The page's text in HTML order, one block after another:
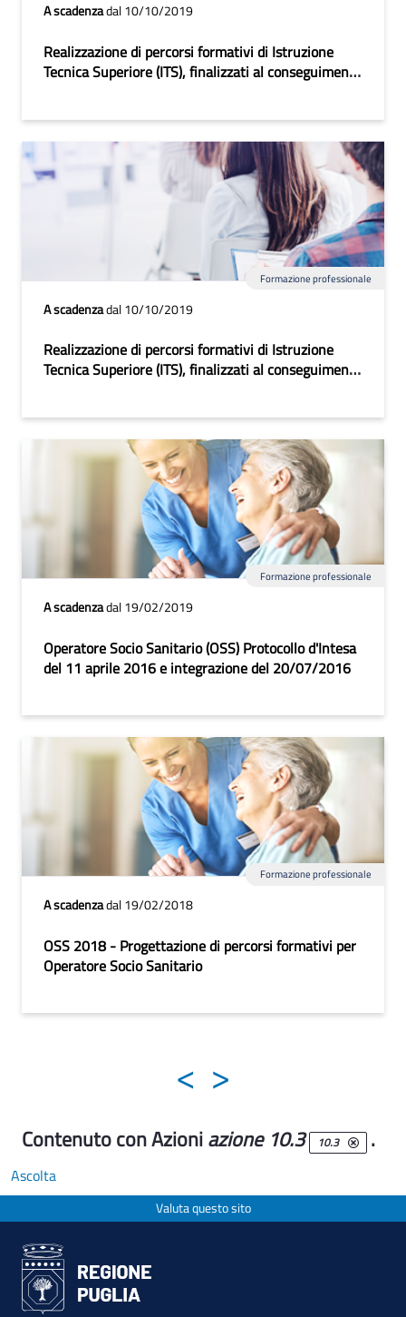
A scadenzadal 10/10/2019
Realizzazione di percorsi formativi di Istruzione
Tecnica Superiore (ITS), finalizzati al conseguimento
data 18/06/2019
Formazione professionale
A scadenzadal 10/10/2019
Realizzazione di percorsi formativi di Istruzione
Tecnica Superiore (ITS), finalizzati al conseguimento
Formazione professionale
A scadenzadal 19/02/2019
Operatore Socio Sanitario (OSS) Protocollo d'Intesa
del 11 aprile 2016 e integrazione del 20/07/2016
Formazione professionale
A scadenzadal 19/02/2018
OSS 2018 - Progettazione di percorsi formativi per
Operatore Socio Sanitario
< >
Contenuto con Azioniazione 10.3 10.3 .
Ascolta
Valuta questo sito